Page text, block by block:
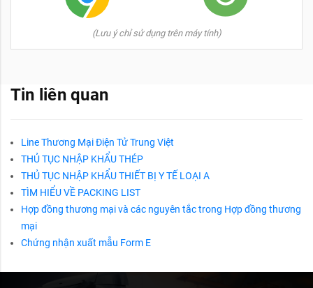
(Lưu ý chỉ sử dụng trên máy tính)
Tin liên quan
Line Thương Mại Điện Tử Trung Việt
THỦ TỤC NHẬP KHẨU THÉP
THỦ TỤC NHẬP KHẨU THIẾT BỊ Y TẾ LOẠI A
TÌM HIỂU VỀ PACKING LIST
Hợp đồng thương mại và các nguyên tắc trong Hợp đồng thương
mại
Chứng nhận xuất mẫu Form E